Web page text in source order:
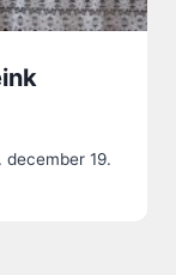
december 19.